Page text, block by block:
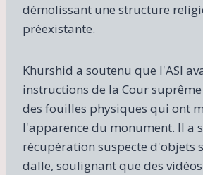
démolissant une structure
préexistante.
Khurshid a soutenu que l'ASI
instructions de la Cour
des fouilles physiques qui ont
l'apparence du monument. Il a
récupération suspecte d'objets
dalle, soulignant que des